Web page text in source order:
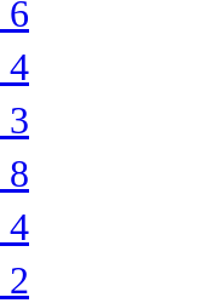
6
4
3
8
4
2